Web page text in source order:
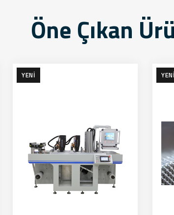
Öne Çıkan
YENI YENI